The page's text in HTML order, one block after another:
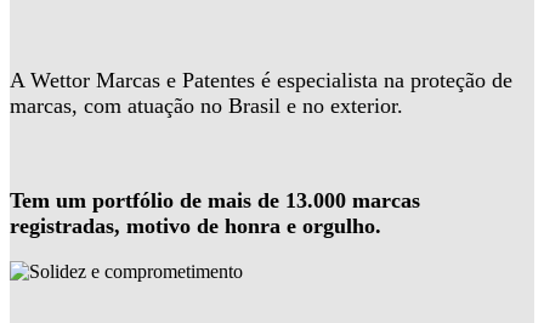
A Wettor Marcas e Patentes é especialista na proteção de
marcas, com atuação no Brasil e no exterior.
Tem um portfólio de mais de 13.000 marcas
registradas, motivo de honra e orgulho.